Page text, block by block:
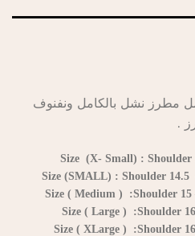
مطرز نشل بالكامل ونفنوف
.
Size (X- Small) : Shoulder
Size (SMALL) : Shoulder
Size ( Medium ) :Shoulder
Size ( Large ) :Shoulder
Size ( XLarge ) :Shoulder